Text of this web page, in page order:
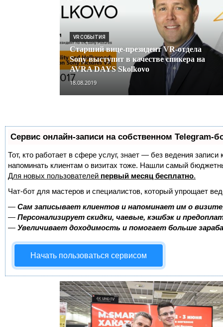
VR СОБЫТИЯ
Старший вице-президент VR-отдела
Sony выступит в качестве спикера на
AVRA DAYS Skolkovo
18.08.2019
Сервис онлайн-записи на собственном Telegram-
Тот, кто работает в сфере услуг, знает — без ведения
напоминать клиентам о визитах тоже. Нашли самый
Для новых пользователей первый месяц бесплатно.
Чат-бот для мастеров и специалистов, который упрощает
— Сам записывает клиентов и напоминает им о
— Персонализирует скидки, чаевые, кэшбэк и
— Увеличивает доходимость и помогает больше
Начать пользоваться сервисом